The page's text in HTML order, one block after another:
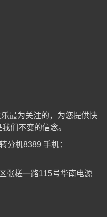
最为关注的，为您提供快
们不变的信念。
分机8389 手机：
张槎一路115号华南电源